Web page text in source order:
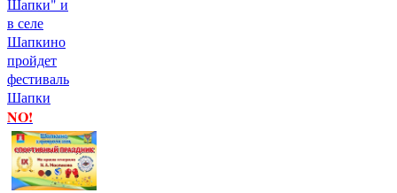
в селе
Шапкино
пройдет
фестиваль
Шапки
NO!